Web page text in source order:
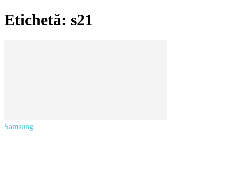
Etichetă: s21
Samsung